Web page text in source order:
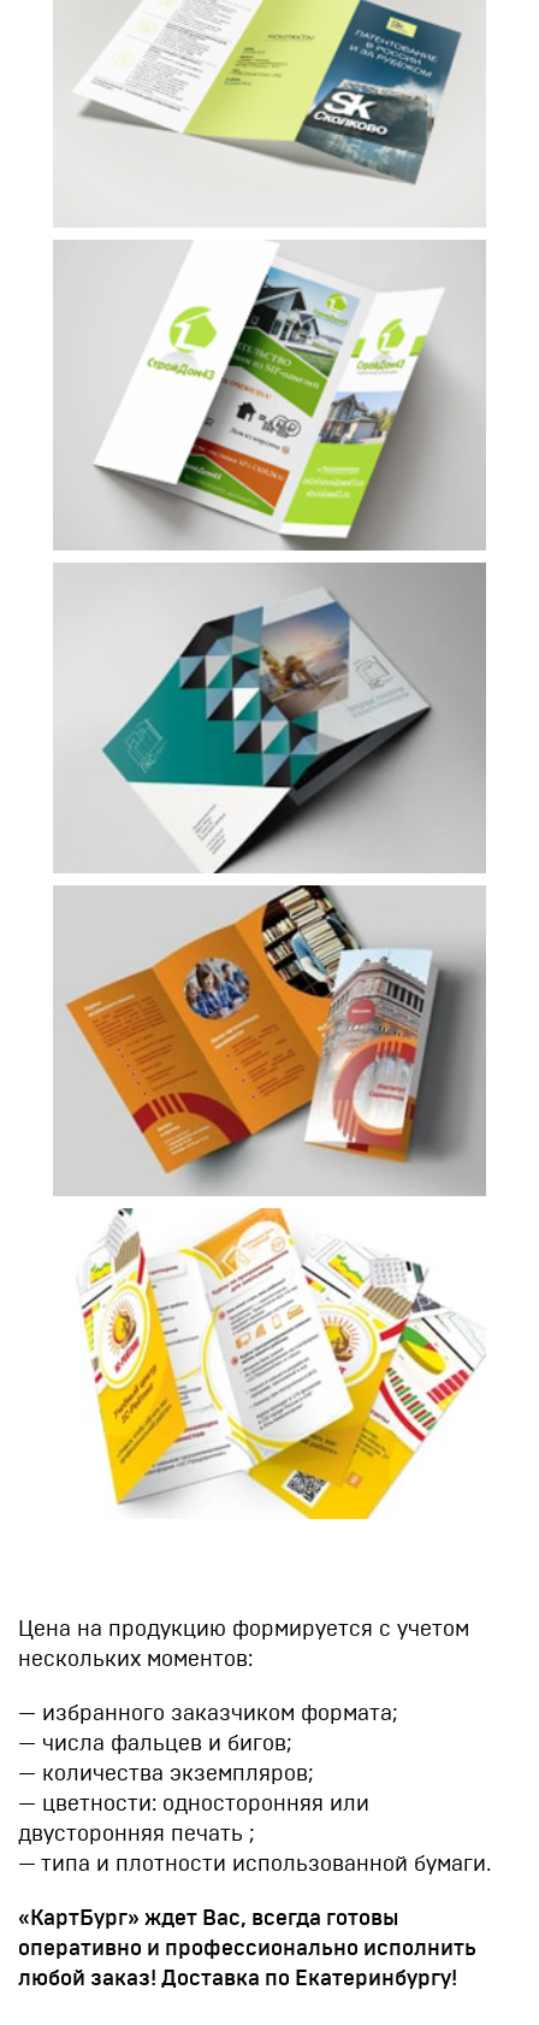
Цена на продукцию формируется с учетом
нескольких моментов:
— избранного заказчиком формата;
— числа фальцев и бигов;
— количества экземпляров;
— цветности: односторонняя или
двусторонняя печать ;
— типа и плотности использованной бумаги.
«КартБург» ждет Вас, всегда готовы
оперативно и профессионально исполнить
любой заказ! Доставка по Екатеринбургу!